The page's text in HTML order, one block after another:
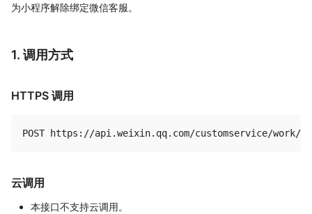
为小程序解除绑定微信客服。
1. 调用方式
HTTPS 调用
云调用
本接口不支持云调用。